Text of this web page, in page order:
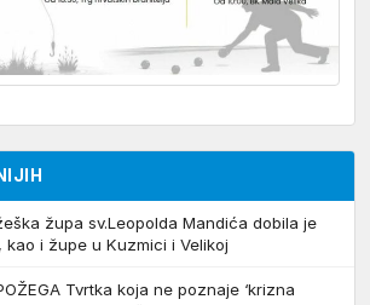
župa sv.Leopolda Mandića dobila je
i župe u Kuzmici i Velikoj
Tvrtka koja ne poznaje ‘krizna